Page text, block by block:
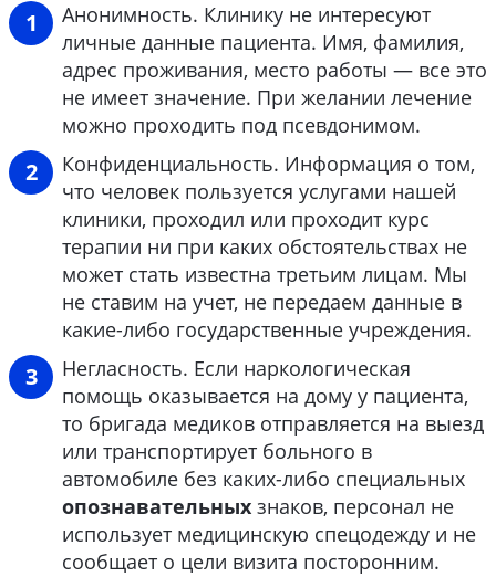
Анонимность. Клинику не интересуют
личные данные пациента. Имя, фамилия,
адрес проживания, место работы — все это
не имеет значение. При желании лечение
можно проходить под псевдонимом.
Конфиденциальность. Информация о том,
что человек пользуется услугами нашей
клиники, проходил или проходит курс
терапии ни при каких обстоятельствах не
может стать известна третьим лицам. Мы
не ставим на учет, не передаем данные в
какие-либо государственные учреждения.
Негласность. Если наркологическая
помощь оказывается на дому у пациента,
то бригада медиков отправляется на выезд
или транспортирует больного в
автомобиле без каких-либо специальных
опознавательных знаков, персонал не
использует медицинскую спецодежду и не
сообщает о цели визита посторонним.